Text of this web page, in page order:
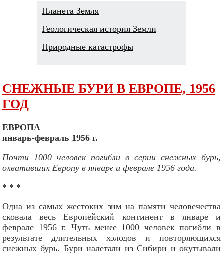
Планета Земля
Геологическая история Земли
Природные катастрофы
СНЕЖНЫЕ БУРИ В ЕВРОПЕ, 1956
ГОД
ЕВРОПА
январь-февраль 1956 г.
Почти 1000 человек погибли в серии снежных бурь,
охвативших Европу в январе и феврале 1956 года.
* * *
Одна из самых жестоких зим на памяти человечества
сковала весь Европейский континент в январе и
феврале 1956 г. Чуть менее 1000 человек погибли в
результате длительных холодов и повторяющихся
снежных бурь. Бури налетали из Сибири и окутывали